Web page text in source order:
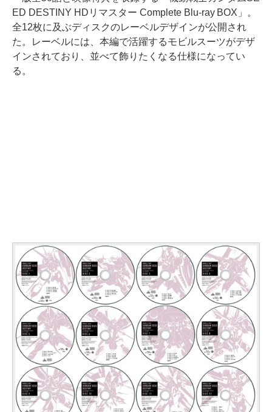
ED DESTINY HDリマスター Complete Blu-ray BOX」。
全12枚に及ぶディスクのレーベルデザインが公開され
た。レーベルには、本編で活躍するモビルスーツがデザ
インされており、並べて飾りたくなる仕様になってい
る。